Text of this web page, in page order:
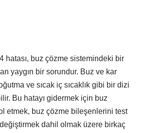
hatası, buz çözme sistemindeki bir
yaygın bir sorundur. Buz ve kar
ve sıcak iç sıcaklık gibi bir dizi
Bu hatayı gidermek için buz
etmek, buz çözme bileşenlerini test
dahil olmak üzere birkaç